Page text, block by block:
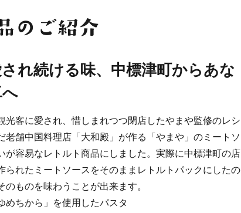
れ続ける味、中標津町からあな
光客に愛され、惜しまれつつ閉店したやまや監修のレシ
老舗中国料理店「大和殿」が作る「やまや」のミートソ
が容易なレトルト商品にしました。実際に中標津町の店
られたミートソースをそのままレトルトパックにしたの
のものを味わうことが出来ます。
めちから」を使用したパスタ